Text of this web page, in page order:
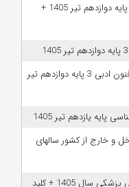
دانلود امتحان نهایی عربی 3 پایه دوازدهم تیر 1405 +
دانلود امتحان نهایی علوم و فنون ادبی 3 پایه دوازدهم تیر
پایه یازدهم تیر 1405
و خارج از کشور سالهای
دانلود آزمون دستیار تخصصی پزشکی سال 1405 + کلید